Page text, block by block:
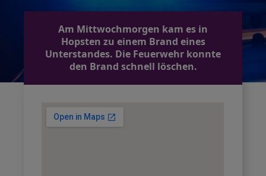
Am Mittwochmorgen kam es in
Hopsten zu einem Brand eines
Unterstandes. Die Feuerwehr konnte
den Brand schnell löschen.